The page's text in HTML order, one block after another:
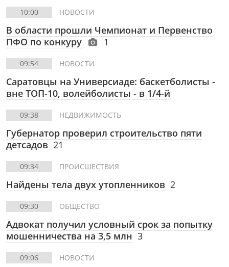
10:00 НОВОСТИ
В области прошли Чемпионат и Первенство
ПФО по конкуру
1
09:54 НОВОСТИ
Саратовцы на Универсиаде: баскетболисты -
вне ТОП-10, волейболисты - в 1/4-й
09:38 НЕДВИЖИМОСТЬ
Губернатор проверил строительство пяти
детсадов 21
09:34 ПРОИСШЕСТВИЯ
Найдены тела двух утопленников 2
09:30 ОБЩЕСТВО
Адвокат получил условный срок за попытку
мошенничества на 3,5 млн 3
09:06 НОВОСТИ